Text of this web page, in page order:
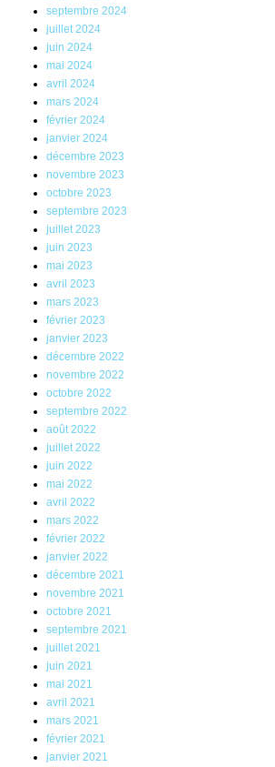
septembre 2024
juillet 2024
juin 2024
mai 2024
avril 2024
mars 2024
février 2024
janvier 2024
décembre 2023
novembre 2023
octobre 2023
septembre 2023
juillet 2023
juin 2023
mai 2023
avril 2023
mars 2023
février 2023
janvier 2023
décembre 2022
novembre 2022
octobre 2022
septembre 2022
août 2022
juillet 2022
juin 2022
mai 2022
avril 2022
mars 2022
février 2022
janvier 2022
décembre 2021
novembre 2021
octobre 2021
septembre 2021
juillet 2021
juin 2021
mai 2021
avril 2021
mars 2021
février 2021
janvier 2021